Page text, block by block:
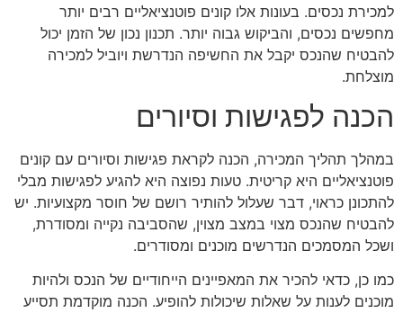
למכירת נכסים. בעונות אלו קונים פוטנציאליים רבים יותר
מחפשים נכסים, והביקוש גבוה יותר. תכנון נכון של הזמן יכול
להבטיח שהנכס יקבל את החשיפה הנדרשת ויוביל למכירה
מוצלחת.
הכנה לפגישות וסיורים
במהלך תהליך המכירה, הכנה לקראת פגישות וסיורים עם קונים
פוטנציאליים היא קריטית. טעות נפוצה היא להגיע לפגישות מבלי
להתכונן כראוי, דבר שעלול להותיר רושם של חוסר מקצועיות. יש
להבטיח שהנכס מצוי במצב מצוין, שהסביבה נקייה ומסודרת,
ושכל המסמכים הנדרשים מוכנים ומסודרים.
כמו כן, כדאי להכיר את המאפיינים הייחודיים של הנכס ולהיות
מוכנים לענות על שאלות שיכולות להופיע. הכנה מוקדמת תסייע